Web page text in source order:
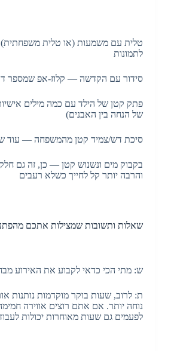
טלית עם משמעות (או טלית משפחתית)
לתמונות
סידור עם הקדשה — קלוז-אפ שמספר
פתק קטן של הילד עם כמה מילים
של הנחה בין האבנים)
סיכת דש/צמיד קטן מהמשפחה — עוד
בקבוק מים ונשנוש קטן — כן, זה גם
והרבה יותר קל לחייך כשלא רעבים
שאלות ותשובות שמצילות אתכם
ש: מתי הכי כדאי לקבוע את האירוע
ת: לרוב, שעות בוקר מוקדמות נותנות
נוחה יותר. אם אתם רוצים אווירה
לפעמים גם שעות מאוחרות יכולות